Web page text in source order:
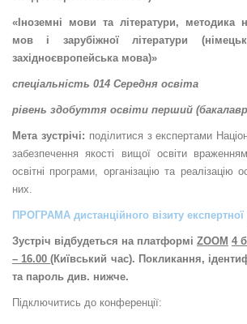
«Іноземні мови та літератури, методика
мов і зарубіжної літератури
західноєвропейська мова)»
спеціальність 014 Середня освіта
рівень здобуття освіти перший
Мета зустрічі: поділитися з експертами
забезпечення якості вищої освіти
освітні програми, організацію та реалізацію
них.
ПРОГРАМА дистанційного візиту експертної
Зустріч відбудеться на платформі ZOOM 4
– 16.00(Київський час). Покликання,
та пароль див. нижче.
Підключитись до конференції: